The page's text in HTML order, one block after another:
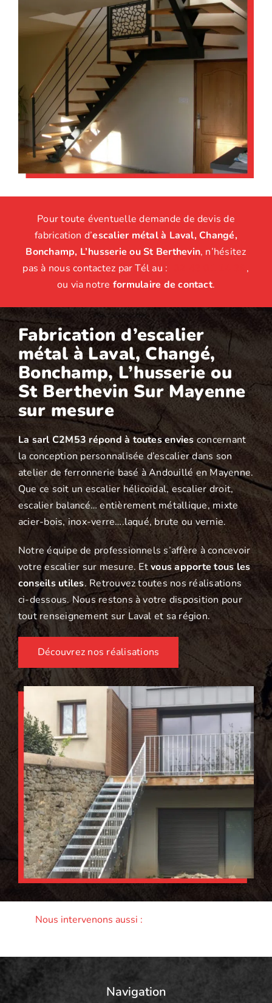
Pour toute éventuelle demande de devis de
fabrication d’escalier métal à Laval, Changé,
Bonchamp, L’husserie ou St Berthevin, n’hésitez
pas à nous contactez par Tél au :
,
ou via notre formulaire de contact.
Fabrication d’escalier
métal à Laval, Changé,
Bonchamp, L’husserie ou
St BerthevinSur Mayenne
sur mesure
La sarl C2M53 répond à toutes envies concernant
la conception personnalisée d’escalier dans son
atelier de ferronnerie basé à Andouillé en Mayenne.
Que ce soit un escalier hélicoïdal, escalier droit,
escalier balancé… entièrement métallique, mixte
acier-bois, inox-verre….laqué, brute ou vernie.
Notre équipe de professionnels s’affère à concevoir
votre escalier sur mesure. Etvous apporte tous les
conseils utiles. Retrouvez toutes nos réalisations
ci-dessous. Nous restons à votre disposition pour
tout renseignement sur Laval et sa région.
Découvrez nos réalisations
Nous intervenons aussi :
Navigation